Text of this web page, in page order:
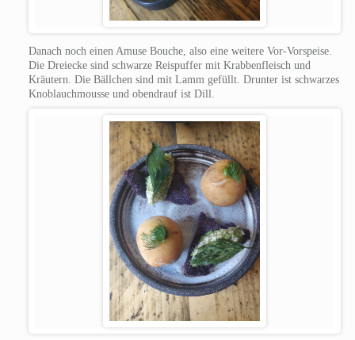
Danach noch einen Amuse Bouche, also eine weitere Vor-Vorspeise.
Die Dreiecke sind schwarze Reispuffer mit Krabbenfleisch und
Kräutern. Die Bällchen sind mit Lamm gefüllt. Drunter ist schwarzes
Knoblauchmousse und obendrauf ist Dill.